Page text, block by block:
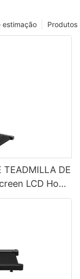
Produtos
estimação
TEADMILLA DE
LCD Home
para